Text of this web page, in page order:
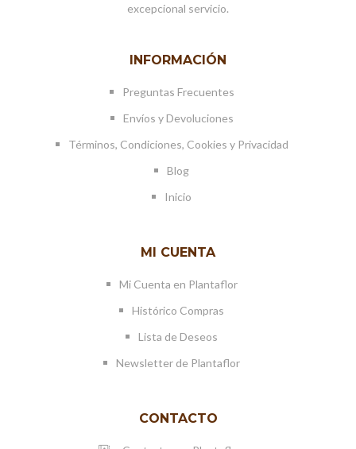
excepcional servicio.
INFORMACIÓN
Preguntas Frecuentes
Envíos y Devoluciones
Términos, Condiciones, Cookies y Privacidad
Blog
Inicio
MI CUENTA
Mi Cuenta en Plantaflor
Histórico Compras
Lista de Deseos
Newsletter de Plantaflor
CONTACTO